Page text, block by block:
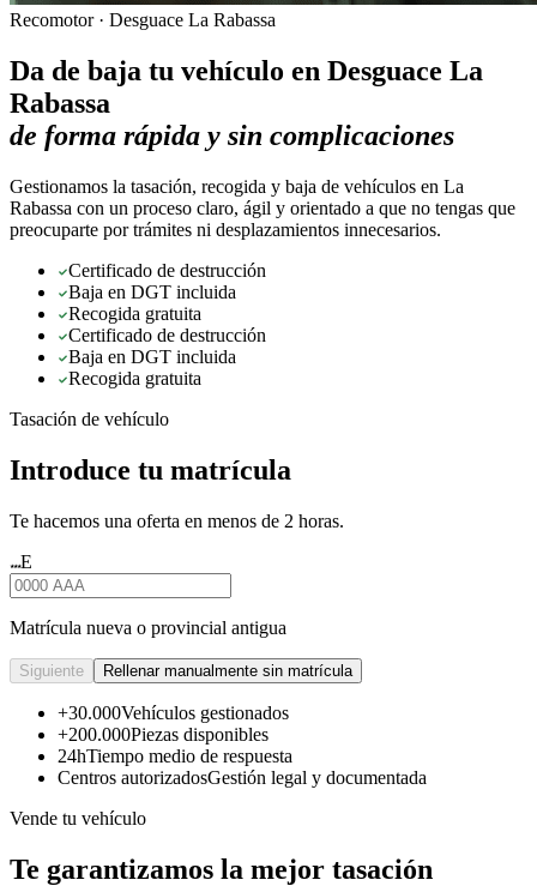
Recomotor · Desguace La Rabassa
Da de baja tu vehículo en Desguace La
Rabassa
de forma rápida y sin complicaciones
Gestionamos la tasación, recogida y baja de vehículos en La
Rabassa con un proceso claro, ágil y orientado a que no tengas que
preocuparte por trámites ni desplazamientos innecesarios.
Certificado de destrucción
Baja en DGT incluida
Recogida gratuita
Certificado de destrucción
Baja en DGT incluida
Recogida gratuita
Tasación de vehículo
Introduce tu matrícula
Te hacemos una oferta en menos de 2 horas.
★★★E
Matrícula nueva o provincial antigua
Siguiente Rellenar manualmente sin matrícula
+30.000Vehículos gestionados
+200.000Piezas disponibles
24hTiempo medio de respuesta
Centros autorizadosGestión legal y documentada
Vende tu vehículo
Te garantizamos la mejor tasación